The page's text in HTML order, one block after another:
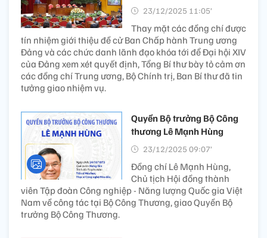
23/12/2025 11:05’
Thay mặt các đồng chí được
tín nhiệm giới thiệu đề cử Ban Chấp hành Trung ương
Đảng và các chức danh lãnh đạo khóa tới để Đại hội XIV
của Đảng xem xét quyết định, Tổng Bí thư bày tỏ cảm ơn
các đồng chí Trung ương, Bộ Chính trị, Ban Bí thư đã tin
tưởng giao nhiệm vụ.
Quyền Bộ trưởng Bộ Công
thương Lê Mạnh Hùng
23/12/2025 09:07’
Đồng chí Lê Mạnh Hùng,
Chủ tịch Hội đồng thành
viên Tập đoàn Công nghiệp - Năng lượng Quốc gia Việt
Nam về công tác tại Bộ Công Thương, giao Quyền Bộ
trưởng Bộ Công Thương.